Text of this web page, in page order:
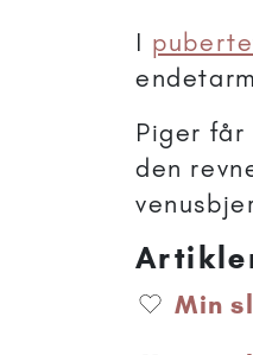
I
Piger
den
Min